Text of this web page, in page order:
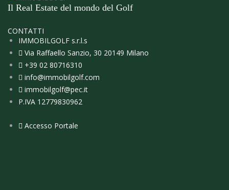
Il Real Estate del mondo del Golf
CONTATTI
IMMOBILGOLF s.r.l.s
Via Raffaello Sanzio, 30 20149 Milano
+39 02 80716310
info@immobilgolf.com
immobilgolf@pec.it
P.IVA 12779830962
Accesso Portale